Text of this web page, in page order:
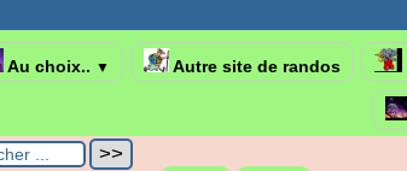
Au choix.. ▼ Autre site de randos